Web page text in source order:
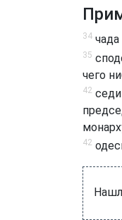
34
35
чего
42
42